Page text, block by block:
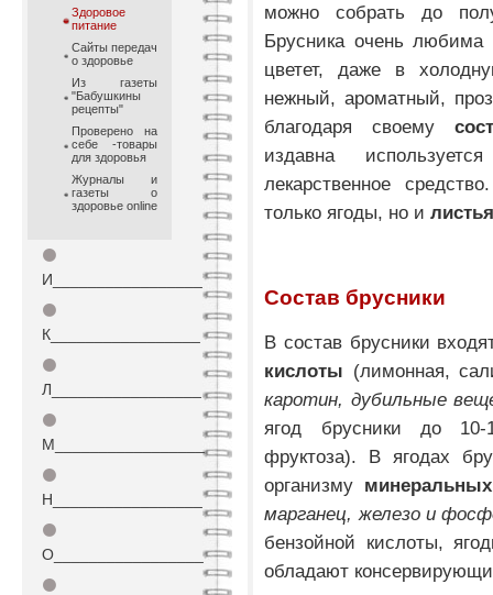
Здоровое
питание
Сайты передач
о здоровье
Из газеты
"Бабушкины
рецепты"
Проверено на
себе -товары
для здоровья
Журналы и
газеты о
здоровье online
⚫
И_________________
⚫
К_________________
⚫
Л_________________
⚫
М_________________
⚫
Н_________________
⚫
О_________________
⚫
можно собрать до
Брусника очень
цветет, даже в
нежный, ароматный,
благодаря своему
издавна
лекарственное
только ягоды, но и
Состав брусники
В состав брусники
кислоты (лимонная,
каротин, дубильные
ягод брусники до 10-
фруктоза). В ягодах
организму
марганец, железо и
бензойной кислоты,
обладают